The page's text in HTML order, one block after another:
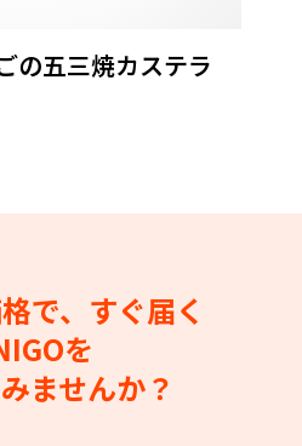
の五三焼カステラ
で、すぐ届く
を
ませんか？